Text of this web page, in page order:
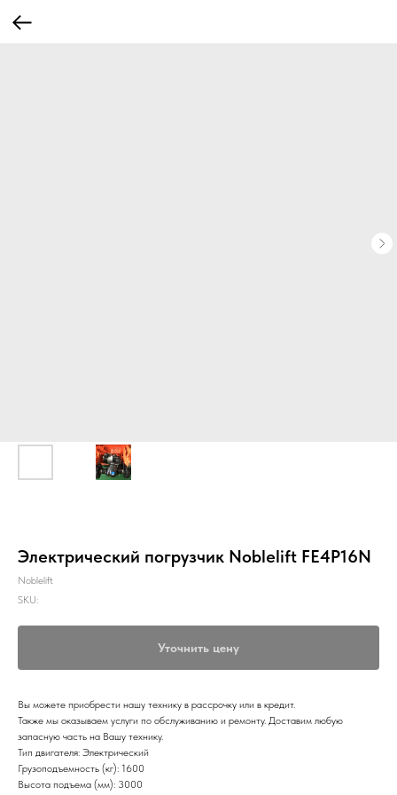
Электрический погрузчик Noblelift FE4P16N
Noblelift
SKU:
Уточнить цену
Вы можете приобрести нашу технику в рассрочку или в кредит.
Также мы оказываем услуги по обслуживанию и ремонту. Доставим любую
запасную часть на Вашу технику.
Тип двигателя: Электрический
Грузоподъемность (кг): 1600
Высота подъема (мм): 3000